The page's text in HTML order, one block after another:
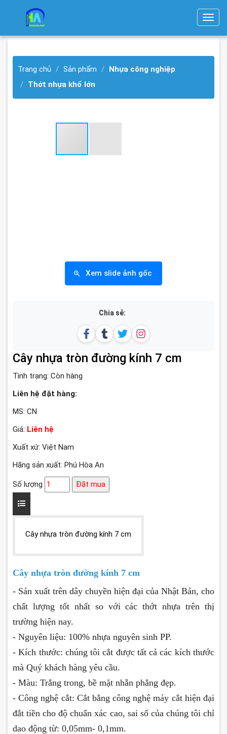
T
g
Trang chủ Sản phẩm
Nhựa công nghiệp
Thớt nhựa khổ lớn
Xem slide ảnh gốc
Chia sẻ:
Cây nhựa tròn đường kính 7 cm
Tình trạng: Còn hàng
Liên hệ đặt hàng:
MS: CN
Giá: Liên hệ
Xuất xứ: Việt Nam
Hãng sản xuất: Phú Hòa An
Số lượng Đặt mua
Cây nhựa tròn đường kính 7 cm
Cây nhựa tròn đường kính 7 cm
- Sản xuất trên dây chuyền hiện đại của Nhật Bản, cho
chất lượng tốt nhất so với các thớt nhựa trên thị
trường hiện nay.
- Nguyên liệu: 100% nhựa nguyên sinh PP.
- Kích thước: chúng tôi cắt được tất cả các kích thước
mà Quý khách hàng yêu cầu.
- Màu: Trắng trong, bề mặt nhẵn phẳng đẹp.
- Công nghệ cắt: Cắt bằng công nghệ máy cắt hiện đại
đắt tiền cho độ chuẩn xác cao, sai số của chúng tôi chỉ
dao động từ: 0,05mm- 0,1mm.